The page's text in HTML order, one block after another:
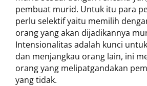
pembuat murid. Untuk itu para
perlu selektif yaitu memilih
orang yang akan dijadikannya
Intensionalitas adalah kunci
dan menjangkau orang lain, ini
orang yang melipatgandakan
yang tidak.